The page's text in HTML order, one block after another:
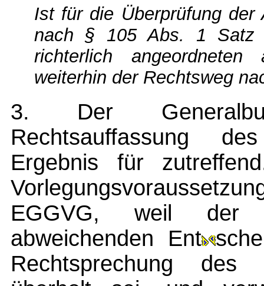
Ist für die Überprüfung
nach § 105 Abs. 1
richterlich angeordneten
weiterhin der Rechtsweg
3. Der
Rechtsauffassung
Ergebnis für
EGGVG, weil der
abweichenden Ent
Rechtsprechung des